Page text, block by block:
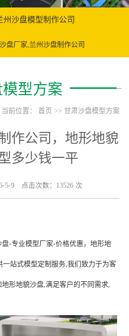
沙盘模型制作公司
盘厂家,兰州沙盘制作公司
型方案
当前位置： 首页 >> 甘肃沙盘模型方案
作公司，地形地貌
多少钱一平
5-9 点击次数：13526 次
盘-专业模型厂家-价格优惠，地形地
站式模型定制服务,我们致力于为客
形地貌沙盘,满足客户的不同需求,